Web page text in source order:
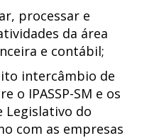
processar e
da área
e contábil;
intercâmbio de
o IPASSP-SM e os
Legislativo do
com as empresas